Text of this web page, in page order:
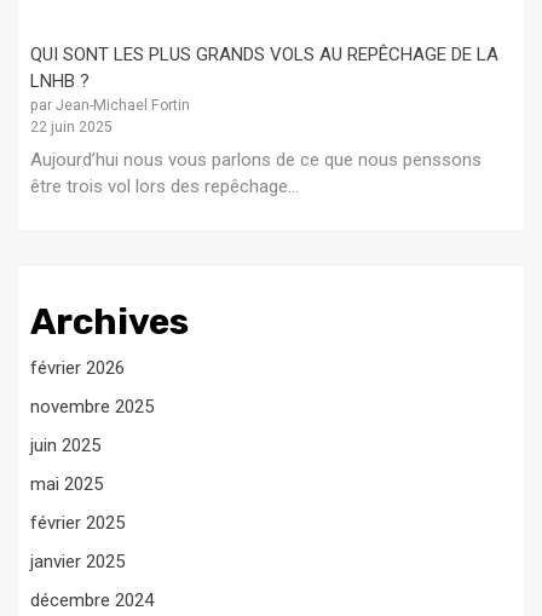
QUI SONT LES PLUS GRANDS VOLS AU REPÊCHAGE DE LA
LNHB ?
par Jean-Michael Fortin
22 juin 2025
Aujourd’hui nous vous parlons de ce que nous penssons
être trois vol lors des repêchage...
Archives
février 2026
novembre 2025
juin 2025
mai 2025
février 2025
janvier 2025
décembre 2024